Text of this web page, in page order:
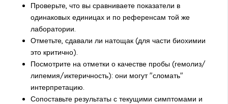
Проверьте, что вы сравниваете показатели в
одинаковых единицах и по референсам той же
лаборатории.
Отметьте, сдавали ли натощак (для части биохимии
это критично).
Посмотрите на отметки о качестве пробы (гемолиз/
липемия/иктеричность): они могут "сломать"
интерпретацию.
Сопоставьте результаты с текущими симптомами и